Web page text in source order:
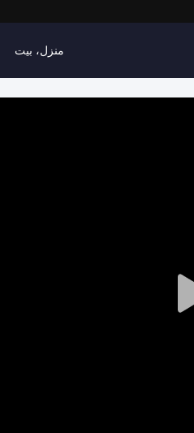
منزل، بيت
Play